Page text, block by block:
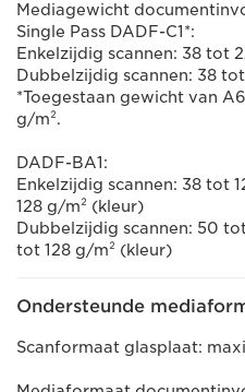
Mediagewicht
Single Pass DADF-C1*:
Enkelzijdig scannen: 38 tot
Dubbelzijdig scannen: 38
*Toegestaan gewicht van
g/m².
DADF-BA1:
Enkelzijdig scannen: 38 tot
128 g/m² (kleur)
Dubbelzijdig scannen: 50
tot 128 g/m² (kleur)
Ondersteunde
Scanformaat glasplaat: